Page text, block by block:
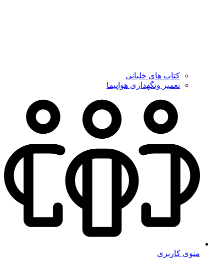
کتاب های خلبانی
تعمیر ونگهداری هواپیما
منوی کاربری